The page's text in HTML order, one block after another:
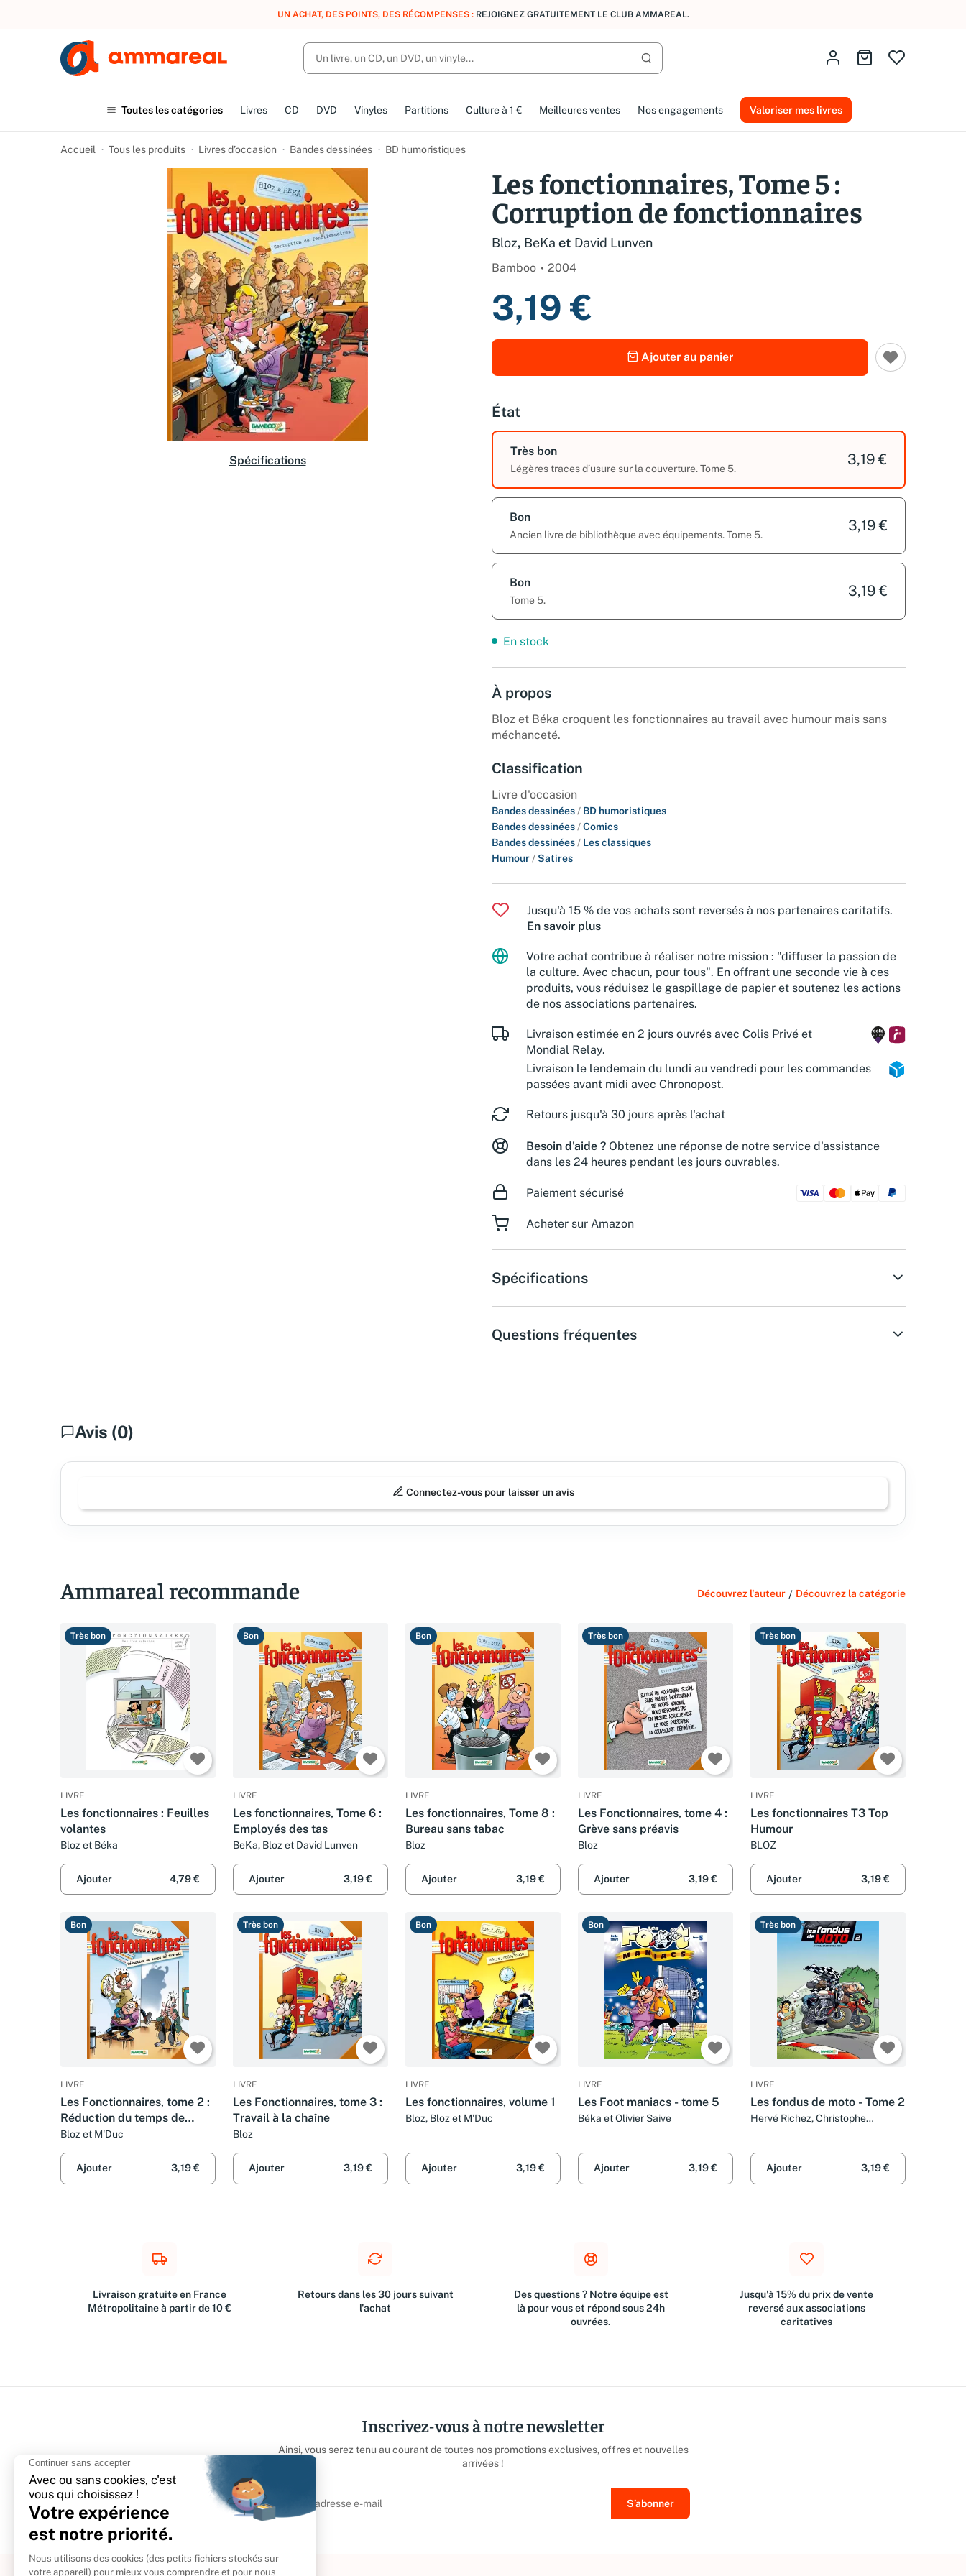
UN ACHAT, DES POINTS, DES RÉCOMPENSES : REJOIGNEZ GRATUITEMENT LE CLUB AMMAREAL.
Lancer la recherche
Identifiez-vousAller au panier
Toutes les catégories Livres CD DVD Vinyles Partitions Culture à 1 € Meilleures ventes Nos engagements Valoriser mes livres
Accueil Tous les produits Livres d’occasion Bandes dessinées BD humoristiques
Spécifications
Les fonctionnaires, Tome 5 :
Corruption de fonctionnaires
Bloz, BeKa et David Lunven
Bamboo 2004
3,19 €
Ajouter au panier
État
Très bon
Légères traces d’usure sur la couverture. Tome 5.
3,19 €
Bon
Ancien livre de bibliothèque avec équipements. Tome 5.
3,19 €
Bon
Tome 5.
3,19 €
En stock
À propos
Bloz et Béka croquent les fonctionnaires au travail avec humour mais sans
méchanceté.
Classification
Livre d'occasion
Bandes dessinées / BD humoristiques
Bandes dessinées /Comics
Bandes dessinées / Les classiques
Humour /Satires
Jusqu'à 15 % de vos achats sont reversés à nos partenaires caritatifs.
En savoir plus
Votre achat contribue à réaliser notre mission : "diffuser la passion de
la culture. Avec chacun, pour tous". En offrant une seconde vie à ces
produits, vous réduisez le gaspillage de papier et soutenez les actions
de nos associations partenaires.
Livraison estimée en 2 jours ouvrés avec Colis Privé et
Mondial Relay.
Livraison le lendemain du lundi au vendredi pour les commandes
passées avant midi avec Chronopost.
Retours jusqu'à 30 jours après l'achat
Besoin d'aide ? Obtenez une réponse de notre service d'assistance
dans les 24 heures pendant les jours ouvrables.
Paiement sécurisé
Acheter sur Amazon
Spécifications
Questions fréquentes
Avis (0)
Connectez-vous pour laisser un avis
Ammareal recommande Découvrez l'auteur / Découvrez la catégorie
Très bon
LIVRE
Les fonctionnaires : Feuilles
volantes
Bloz et Béka
Ajouter 4,79 €
Bon
LIVRE
Les fonctionnaires, Tome 6 :
Employés des tas
BeKa, Bloz et David Lunven
Ajouter 3,19 €
Bon
LIVRE
Les fonctionnaires, Tome 8 :
Bureau sans tabac
Bloz
Ajouter 3,19 €
Très bon
LIVRE
Les Fonctionnaires, tome 4 :
Grève sans préavis
Bloz
Ajouter 3,19 €
Très bon
LIVRE
Les fonctionnaires T3 Top
Humour
BLOZ
Ajouter 3,19 €
Bon
LIVRE
Les Fonctionnaires, tome 2 :
Réduction du temps de
travail
Bloz et M'Duc
Ajouter 3,19 €
Très bon
LIVRE
Les Fonctionnaires, tome 3 :
Travail à la chaîne
Bloz
Ajouter 3,19 €
Bon
LIVRE
Les fonctionnaires, volume 1
Bloz, Bloz et M'Duc
Ajouter 3,19 €
Bon
LIVRE
Les Foot maniacs - tome 5
Béka et Olivier Saive
Ajouter 3,19 €
Très bon
LIVRE
Les fondus de moto - Tome 2
Hervé Richez, Christophe
Ajouter 3,19 €
Livraison gratuite en France
Métropolitaine à partir de 10 €
Retours dans les 30 jours suivant
l'achat
Des questions ? Notre équipe est
là pour vous et répond sous 24h
ouvrées.
Jusqu'à 15% du prix de vente
reversé aux associations
caritatives
Inscrivez-vous à notre newsletter
Ainsi, vous serez tenu au courant de toutes nos promotions exclusives, offres et nouvelles
arrivées !